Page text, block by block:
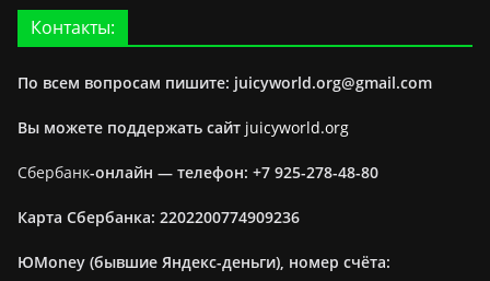
Контакты:
По всем вопросам пишите: juicyworld.org@gmail.com
Вы можете поддержать сайт juicyworld.org
Сбербанк-онлайн — телефон: +7 925-278-48-80
Карта Сбербанка: 2202200774909236
ЮMoney (бывшие Яндекс-деньги), номер счёта: